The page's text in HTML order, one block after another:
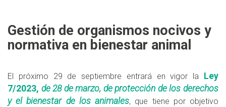
Gestión de organismos nocivos y
normativa en bienestar animal
El próximo 29 de septiembre entrará en vigor la
Ley
7/2023, de 28 de marzo, de protección de los derechos
y el bienestar de los animales, que tiene por objetivo